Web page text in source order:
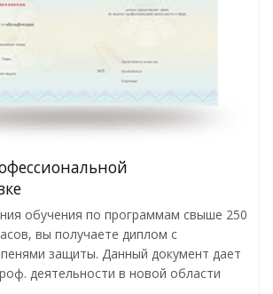
обучения по программам свыше 250
вы получаете диплом с
защиты. Данный документ дает
деятельности в новой области